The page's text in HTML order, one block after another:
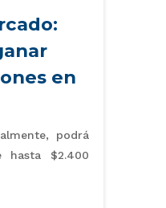
en
podrá
hasta $2.400